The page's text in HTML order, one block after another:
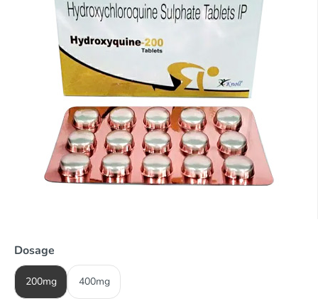
Dosage
200mg 400mg